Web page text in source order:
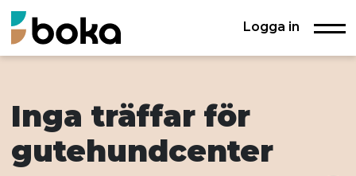
Logga in
Inga träffar för
gutehundcenter